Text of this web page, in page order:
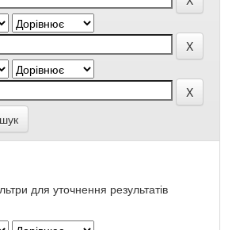
для уточнення результатів